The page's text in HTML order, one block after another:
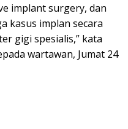
implant surgery, dan
kasus implan secara
gigi spesialis,” kata
wartawan, Jumat 24